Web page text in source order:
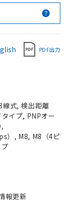
PDF出力
線式, 検出距離
イプ, PNPオー
）, M8, M8（4ピ
報更新